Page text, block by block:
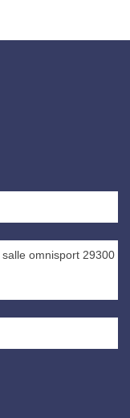
omnisport 29300